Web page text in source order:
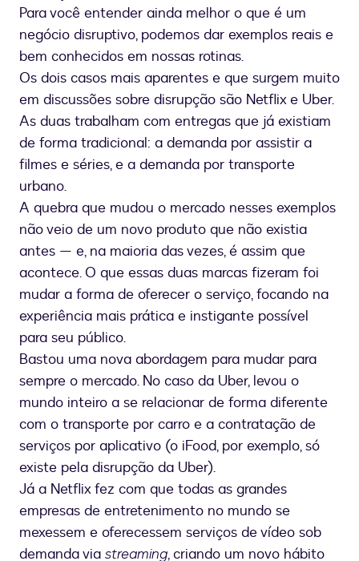
Para você entender ainda melhor o que é um
negócio disruptivo, podemos dar exemplos reais e
bem conhecidos em nossas rotinas.
Os dois casos mais aparentes e que surgem muito
em discussões sobre disrupção são Netflix e Uber.
As duas trabalham com entregas que já existiam
de forma tradicional: a demanda por assistir a
filmes e séries, e a demanda por transporte
urbano.
A quebra que mudou o mercado nesses exemplos
não veio de um novo produto que não existia
antes — e, na maioria das vezes, é assim que
acontece. O que essas duas marcas fizeram foi
mudar a forma de oferecer o serviço, focando na
experiência mais prática e instigante possível
para seu público.
Bastou uma nova abordagem para mudar para
sempre o mercado. No caso da Uber, levou o
mundo inteiro a se relacionar de forma diferente
com o transporte por carro e a contratação de
serviços por aplicativo (o iFood, por exemplo, só
existe pela disrupção da Uber).
Já a Netflix fez com que todas as grandes
empresas de entretenimento no mundo se
mexessem e oferecessem serviços de vídeo sob
demanda via streaming, criando um novo hábito